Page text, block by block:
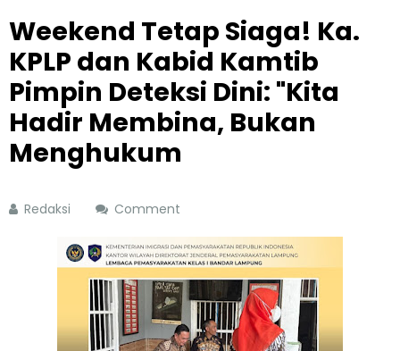
Weekend Tetap Siaga! Ka.
KPLP dan Kabid Kamtib
Pimpin Deteksi Dini: "Kita
Hadir Membina, Bukan
Menghukum
Redaksi Comment